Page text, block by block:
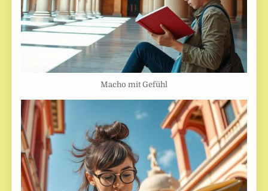
Macho mit Gefühl